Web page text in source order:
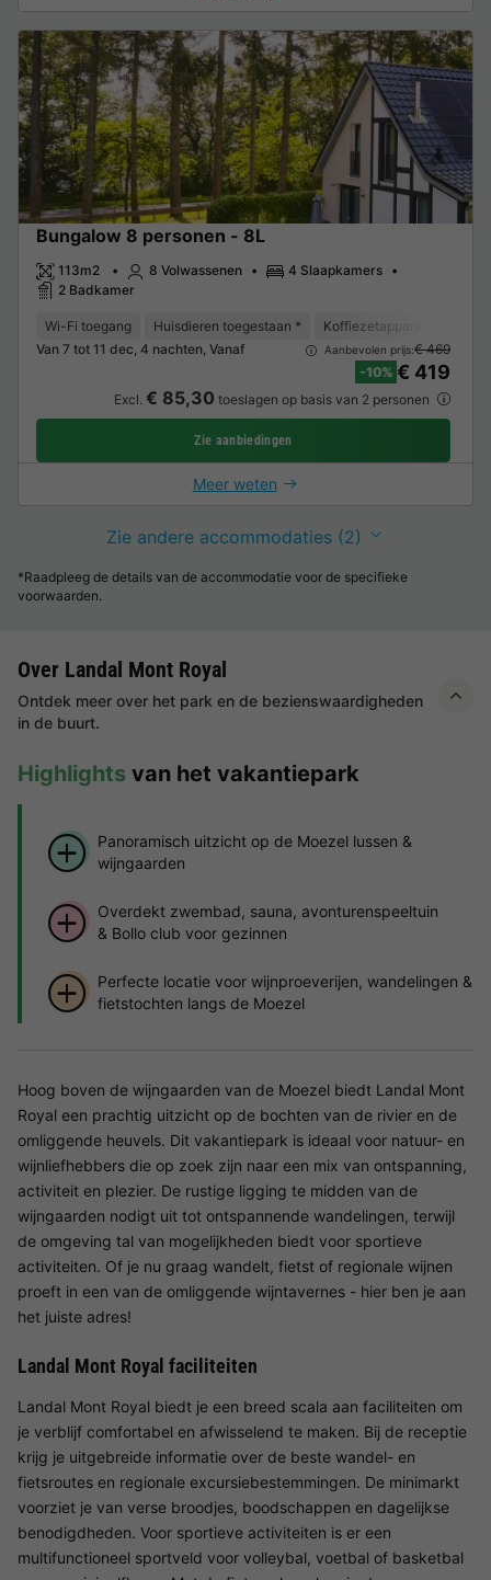
Bungalow 8 personen - 8L
113m2 8 Volwassenen
4 Slaapkamers
2 Badkamer
Wi-Fi toegang Huisdieren toegestaan * Koffiezetapparaat
Van 7 tot 11 dec, 4 nachten, Vanaf
Aanbevolen prijs:€ 469
-10% € 419
Excl. € 85,30 toeslagen op basis van 2 personen
Zie aanbiedingen
Meer weten
Zie andere accommodaties (2)
*Raadpleeg de details van de accommodatie voor de specifieke
voorwaarden.
Over Landal Mont Royal
Ontdek meer over het park en de bezienswaardigheden
in de buurt.
Highlights van het vakantiepark
Panoramisch uitzicht op de Moezel lussen &
wijngaarden
Overdekt zwembad, sauna, avonturenspeeltuin
& Bollo club voor gezinnen
Perfecte locatie voor wijnproeverijen, wandelingen &
fietstochten langs de Moezel
Hoog boven de wijngaarden van de Moezel biedt Landal Mont
Royal een prachtig uitzicht op de bochten van de rivier en de
omliggende heuvels. Dit vakantiepark is ideaal voor natuur- en
wijnliefhebbers die op zoek zijn naar een mix van ontspanning,
activiteit en plezier. De rustige ligging te midden van de
wijngaarden nodigt uit tot ontspannende wandelingen, terwijl
de omgeving tal van mogelijkheden biedt voor sportieve
activiteiten. Of je nu graag wandelt, fietst of regionale wijnen
proeft in een van de omliggende wijntavernes - hier ben je aan
het juiste adres!
Landal Mont Royal faciliteiten
Landal Mont Royal biedt je een breed scala aan faciliteiten om
je verblijf comfortabel en afwisselend te maken. Bij de receptie
krijg je uitgebreide informatie over de beste wandel- en
fietsroutes en regionale excursiebestemmingen. De minimarkt
voorziet je van verse broodjes, boodschappen en dagelijkse
benodigdheden. Voor sportieve activiteiten is er een
multifunctioneel sportveld voor volleybal, voetbal of basketbal